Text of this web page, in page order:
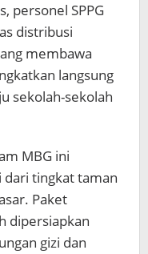
personel SPPG
distribusi
membawa
langsung
sekolah-sekolah
MBG ini
dari tingkat taman
Paket
dipersiapkan
gizi dan